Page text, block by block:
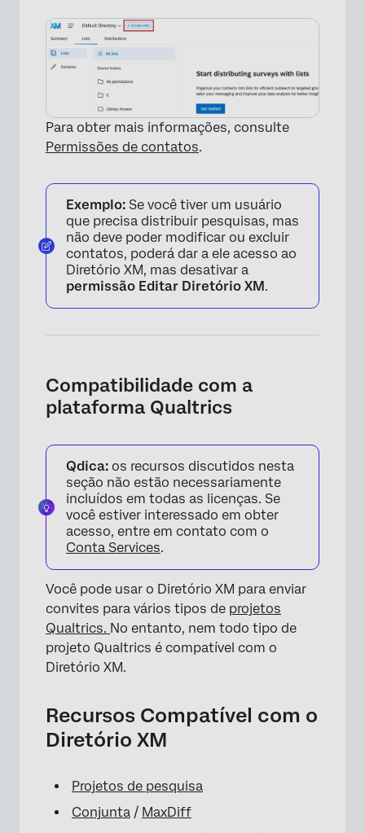
×
Para obter mais informações, consulte
Permissões de contatos.
Exemplo: Se você tiver um usuário
que precisa distribuir pesquisas, mas
não deve poder modificar ou excluir
contatos, poderá dar a ele acesso ao
Diretório XM, mas desativar a
permissão Editar Diretório XM .
Compatibilidade com a
plataforma Qualtrics
Qdica: os recursos discutidos nesta
seção não estão necessariamente
incluídos em todas as licenças. Se
você estiver interessado em obter
acesso, entre em contato com o
Conta Services.
Você pode usar o Diretório XM para enviar
convites para vários tipos de projetos
Qualtrics. No entanto, nem todo tipo de
projeto Qualtrics é compatível com o
Diretório XM.
Recursos Compatível com o
Diretório XM
Projetos de pesquisa
Conjunta / MaxDiff